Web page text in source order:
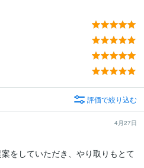
評価で絞り込む
4月27日
をしていただき、やり取りもとて